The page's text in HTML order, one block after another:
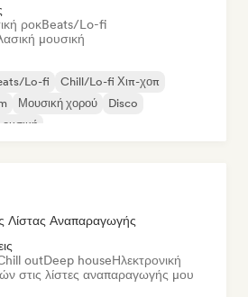
ροκBeats/Lo-fi
μουσική
Lo-fi
Chill/Lo-fi Χιπ-χοπ
Μουσική χορού
Disco
Λίστας Αναπαραγωγής
outDeep houseΗλεκτρονική
στις λίστες αναπαραγωγής μου